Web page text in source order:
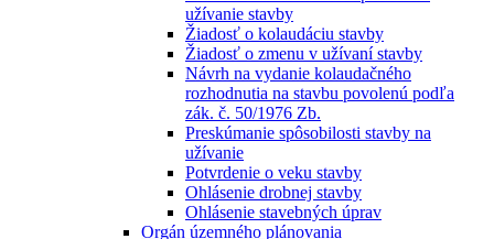
užívanie stavby
Žiadosť o kolaudáciu stavby
Žiadosť o zmenu v užívaní stavby
Návrh na vydanie kolaudačného
rozhodnutia na stavbu povolenú podľa
zák. č. 50/1976 Zb.
Preskúmanie spôsobilosti stavby na
užívanie
Potvrdenie o veku stavby
Ohlásenie drobnej stavby
Ohlásenie stavebných úprav
Orgán územného plánovania